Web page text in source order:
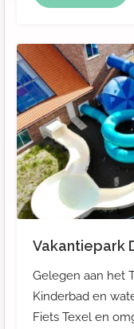
Vakantiepark
Gelegen aan het
Kinderbad en
Fiets Texel en